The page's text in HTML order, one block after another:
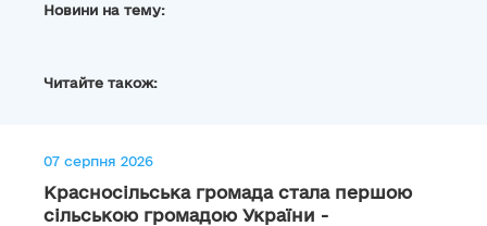
Новини на тему:
Читайте також:
07 серпня 2026
Красносільська громада стала першою
сільською громадою України -